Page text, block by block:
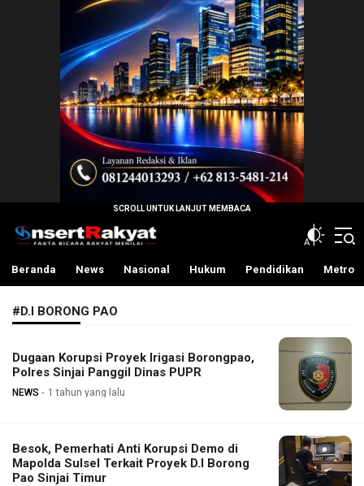
InsertRakyat.com
Fakta Bicara Rakyat Menilai
Beranda News Nasional Hukum Pendidikan Metro
#D.I BORONG PAO
Dugaan Korupsi Proyek Irigasi Borongpao,
Polres Sinjai Panggil Dinas PUPR
NEWS 1 tahun yang lalu
Besok, Pemerhati Anti Korupsi Demo di
Mapolda Sulsel Terkait Proyek D.I Borong
Pao Sinjai Timur